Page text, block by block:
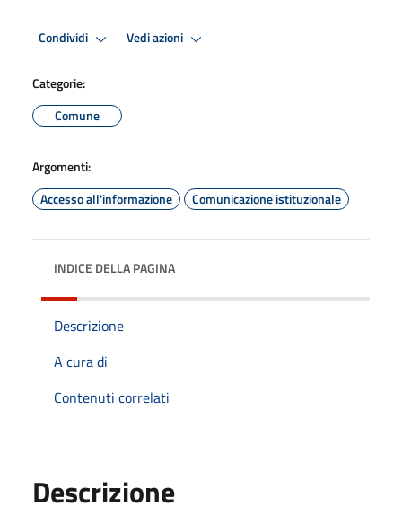
Condividi Vedi azioni
Categorie:
Comune
Argomenti:
Accesso all'informazione
Comunicazione istituzionale
INDICE DELLA PAGINA
Descrizione
A cura di
Contenuti correlati
Descrizione